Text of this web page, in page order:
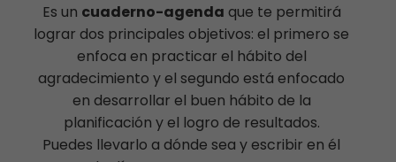
Es un cuaderno-agenda que te permitirá
lograr dos principales objetivos: el primero se
enfoca en practicar el hábito del
agradecimiento y el segundo está enfocado
en desarrollar el buen hábito de la
planificación y el logro de resultados.
Puedes llevarlo a dónde sea y escribir en él